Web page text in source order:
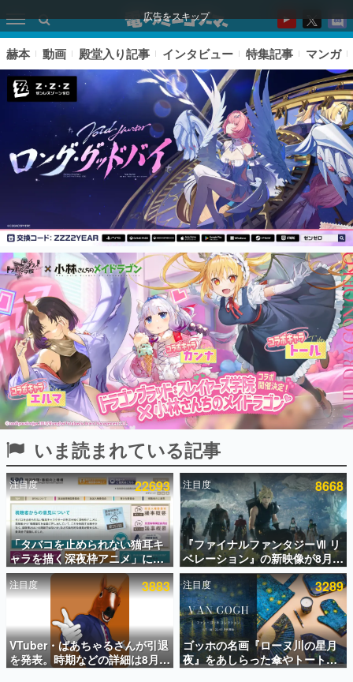
広告をスキップ
ピックアップ
電ファミのいま読まれている記事ランキング
アプリセール情報
インタビュー
連載・特集一覧
殿堂入り記事
SNS拡散数が数千以上！ ページビュー数万以上！ などな
ど。多くの人々に読まれた、電ファミ渾身の“殿堂入り”記
事をまとめました。
ゲームの企画書
名作ゲームクリエイターの方々に製作時のエピソードをお
聞きし、ヒットする企画（ゲーム）とは何か？を探ってい
きます。
赫本
この物語を解いてはいけない。『赫本』は、〈試験問題〉
の形をした短編ホラー小説集です。
新世代に訊く
これからのデジタルゲーム市場を担う若きクリエイター達
の姿を追い、彼らのルーツと情熱を探っていきます。
赫本 動画 殿堂入り記事 インタビュー 特集記事 マンガ
いま読まれている記事
注目度 22693
「タバコを止められない猫耳キ
ャラを描く深夜枠アニメ」に視
聴者の一部から批判意見。違法
薬物の使用と思しき描写も含め
て、BPOが議論を交わす
注目度 8668
『ファイナルファンタジーⅦ リ
ベレーション』の新映像が8月
26日早朝に公開へ。『FF7』リ
メイクシリーズの完結編、
「gamescom」のオープニング
ナイトライブにてディレクター
の浜口直樹氏が登壇する予定
注目度 3883
VTuber・ばあちゃるさんが引退
を発表。時期などの詳細は8月9
日15時からの配信で説明
注目度 3289
ゴッホの名画『ローヌ川の星月
夜』をあしらった傘やトートバ
ッグなどが登場。8月7日21時よ